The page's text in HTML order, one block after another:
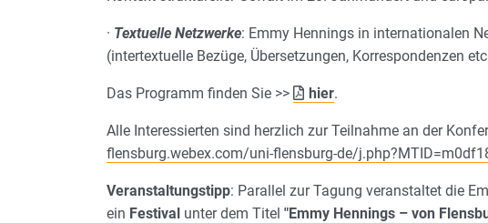
· Textuelle Netzwerke: Emmy Hennings in internationalen
(intertextuelle Bezüge, Übersetzungen, Korrespondenzen
Das Programm finden Sie >> hier.
Alle Interessierten sind herzlich zur Teilnahme an der
flensburg.webex.com/uni-flensburg-de/
Veranstaltungstipp: Parallel zur Tagung veranstaltet die
ein Festival unter dem Titel "Emmy Hennings – von